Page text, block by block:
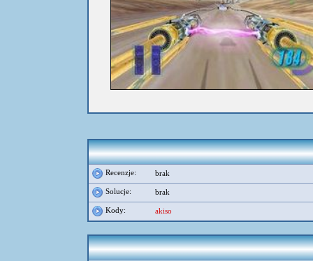
Recenzje: brak
Solucje: brak
Kody: akiso